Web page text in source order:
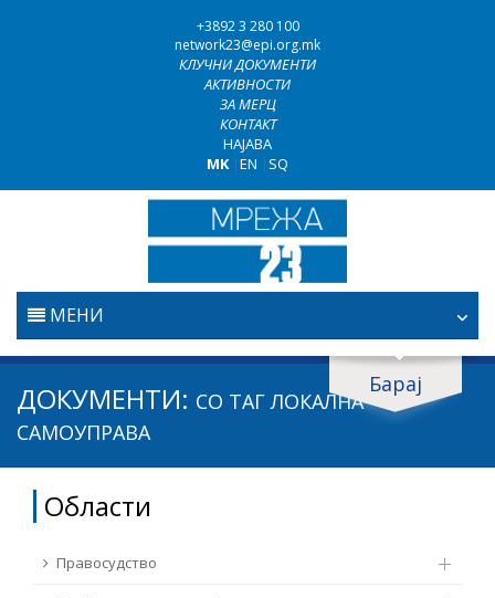
+3892 3 280 100
network23@epi.org.mk
КЛУЧНИ ДОКУМЕНТИ
АКТИВНОСТИ
ЗА МЕРЦ
КОНТАКТ
НАЈАВА
MK|EN | SQ
МЕНИ
ПОЧЕТНА
ПРАВОСУДСТВО
БОРБА ПРОТИВ КОРУПЦИЈАТА
ТЕМЕЛНИ ПРАВА
Барај
Барај документи
Барај
Област / подрачје
Извор
ДОКУМЕНТИ: СО ТАГЛОКАЛНА
САМОУПРАВА
Области
Правосудство